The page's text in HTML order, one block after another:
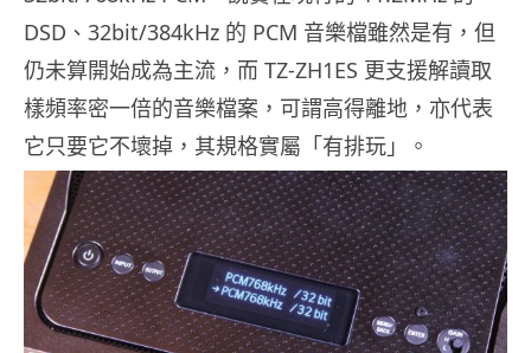
DSD、32bit/384kHz 的 PCM 音樂檔雖然是有，但
仍未算開始成為主流，而 TZ-ZH1ES 更支援解讀取
樣頻率密一倍的音樂檔案，可謂高得離地，亦代表
它只要它不壞掉，其規格實屬「有排玩」。